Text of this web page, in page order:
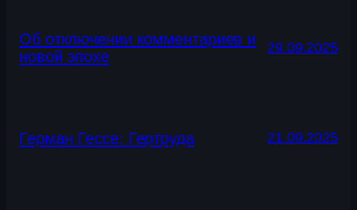
Об отключении комментариев и
новой эпохе
29.09.2025
Герман Гессе: Гертруда 21.09.2025